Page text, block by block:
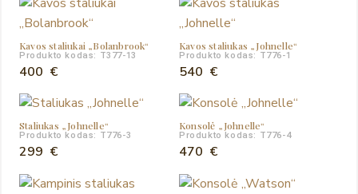
Kavos staliukai „Bolanbrook“
Produkto kodas: T377-13
400 €
Kavos staliukas „Johnelle“
Produkto kodas: T776-1
540 €
Staliukas „Johnelle“
Produkto kodas: T776-3
299 €
Konsolė „Johnelle“
Produkto kodas: T776-4
470 €